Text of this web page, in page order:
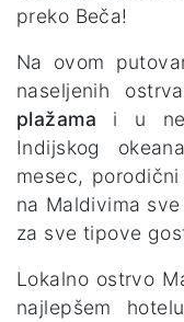
preko Beča!
Na ovom
naseljenih
plažama i u
Indijskog
mesec,
na Maldivima
za sve tipove
Lokalno ostrvo
najlepšem